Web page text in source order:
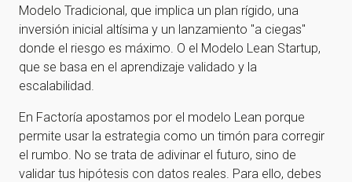
Modelo Tradicional, que implica un plan rígido, una
inversión inicial altísima y un lanzamiento "a ciegas"
donde el riesgo es máximo. O el Modelo Lean Startup,
que se basa en el aprendizaje validado y la
escalabilidad.
En Factoría apostamos por el modelo Lean porque
permite usar la estrategia como un timón para corregir
el rumbo. No se trata de adivinar el futuro, sino de
validar tus hipótesis con datos reales. Para ello, debes